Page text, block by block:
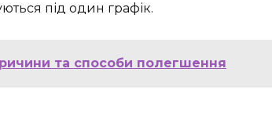
під один графік.
та способи полегшення